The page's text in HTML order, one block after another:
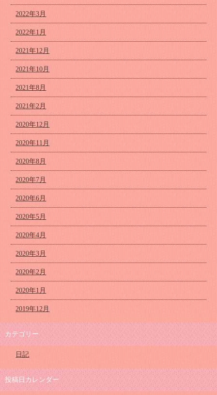
2022年3月
2022年1月
2021年12月
2021年10月
2021年8月
2021年2月
2020年12月
2020年11月
2020年8月
2020年7月
2020年6月
2020年5月
2020年4月
2020年3月
2020年2月
2020年1月
2019年12月
カテゴリー
日記
投稿日カレンダー